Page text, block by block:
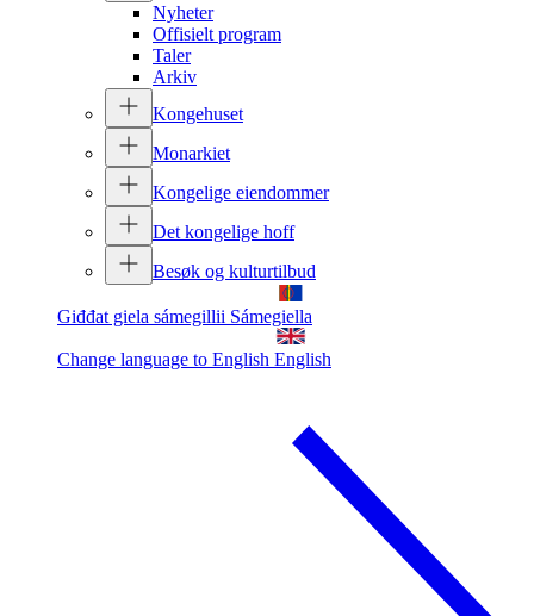
Nyheter
Offisielt program
Taler
Arkiv
Kongehuset
Monarkiet
Kongelige eiendommer
Det kongelige hoff
Besøk og kulturtilbud
Giđđat giela sámegillii Sámegiella
Change language to English English